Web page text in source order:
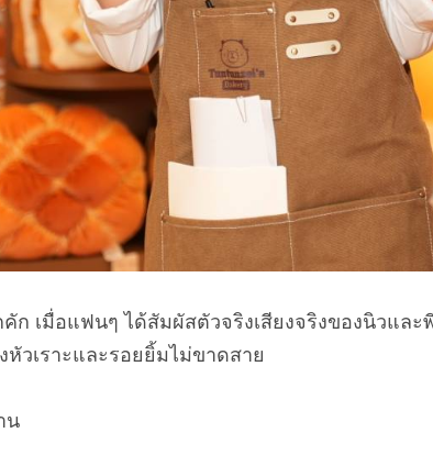
คัก เมื่อแฟนๆ ได้สัมผัสตัวจริงเสียงจริงของนิว
หัวเราะและรอยยิ้มไม่ขาดสาย
น